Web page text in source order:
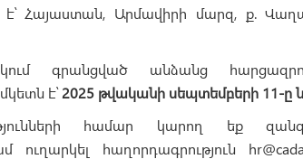
Հայաստան, Արմավիրի մարզ, ք.
գրանցված անձանց
է՝2025 թվականի սեպտեմբերի 11-ը
համար կարող եք
հաղորդագրություն